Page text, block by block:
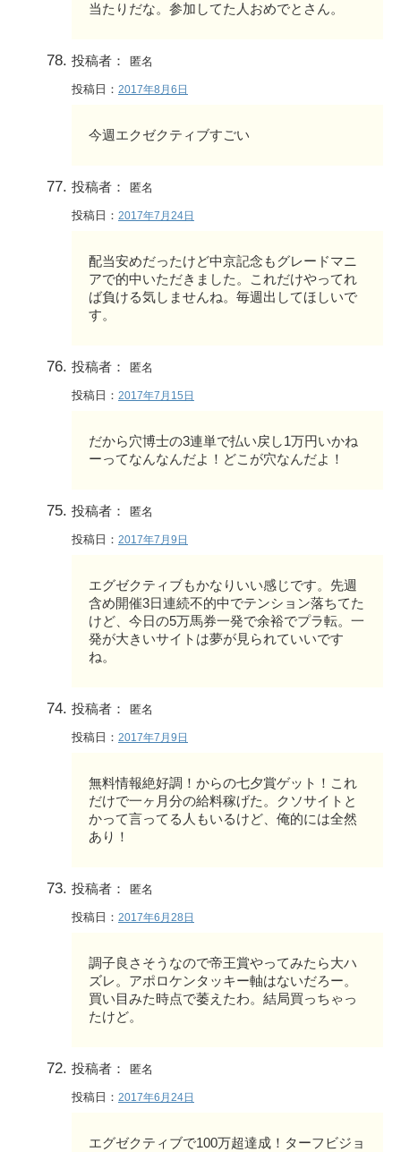
当たりだな。参加してた人おめでとさん。
投稿者： 匿名
投稿日： 2017年8月6日
今週エクゼクティブすごい
投稿者： 匿名
投稿日： 2017年7月24日
配当安めだったけど中京記念もグレードマニ
アで的中いただきました。これだけやってれ
ば負ける気しませんね。毎週出してほしいで
す。
投稿者： 匿名
投稿日： 2017年7月15日
だから穴博士の3連単で払い戻し1万円いかね
ーってなんなんだよ！どこが穴なんだよ！
投稿者： 匿名
投稿日： 2017年7月9日
エグゼクティブもかなりいい感じです。先週
含め開催3日連続不的中でテンション落ちてた
けど、今日の5万馬券一発で余裕でプラ転。一
発が大きいサイトは夢が見られていいです
ね。
投稿者： 匿名
投稿日： 2017年7月9日
無料情報絶好調！からの七夕賞ゲット！これ
だけで一ヶ月分の給料稼げた。クソサイトと
かって言ってる人もいるけど、俺的には全然
あり！
投稿者： 匿名
投稿日： 2017年6月28日
調子良さそうなので帝王賞やってみたら大ハ
ズレ。アポロケンタッキー軸はないだろー。
買い目みた時点で萎えたわ。結局買っちゃっ
たけど。
投稿者： 匿名
投稿日： 2017年6月24日
エグゼクティブで100万超達成！ターフビジョ